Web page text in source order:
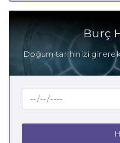
Burç
Doğum tarihinizi